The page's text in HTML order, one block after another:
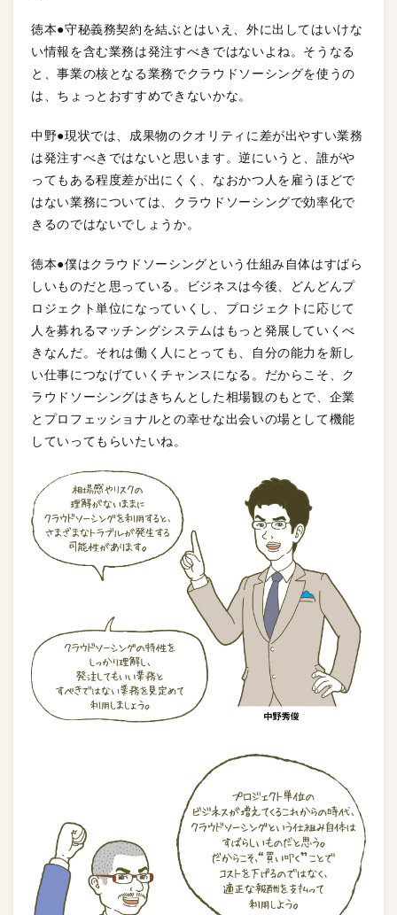
徳本●守秘義務契約を結ぶとはいえ、外に出してはいけな
い情報を含む業務は発注すべきではないよね。そうなる
と、事業の核となる業務でクラウドソーシングを使うの
は、ちょっとおすすめできないかな。
中野●現状では、成果物のクオリティに差が出やすい業務
は発注すべきではないと思います。逆にいうと、誰がや
ってもある程度差が出にくく、なおかつ人を雇うほどで
はない業務については、クラウドソーシングで効率化で
きるのではないでしょうか。
徳本●僕はクラウドソーシングという仕組み自体はすばら
しいものだと思っている。ビジネスは今後、どんどんプ
ロジェクト単位になっていくし、プロジェクトに応じて
人を募れるマッチングシステムはもっと発展していくべ
きなんだ。それは働く人にとっても、自分の能力を新し
い仕事につなげていくチャンスになる。だからこそ、ク
ラウドソーシングはきちんとした相場観のもとで、企業
とプロフェッショナルとの幸せな出会いの場として機能
していってもらいたいね。